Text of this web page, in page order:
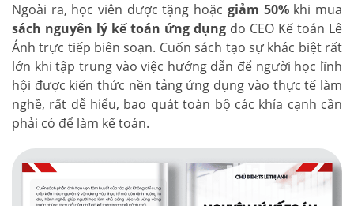
Ngoài ra, học viên được tặng hoặc giảm 50%khi mua
sách nguyên lý kế toán ứng dụng do CEO Kế toán Lê
Ánh trực tiếp biên soạn. Cuốn sách tạo sự khác biệt rất
lớn khi tập trung vào việc hướng dẫn để người học lĩnh
hội được kiến thức nền tảng ứng dụng vào thực tế làm
nghề, rất dễ hiểu, bao quát toàn bộ các khía cạnh cần
phải có để làm kế toán.